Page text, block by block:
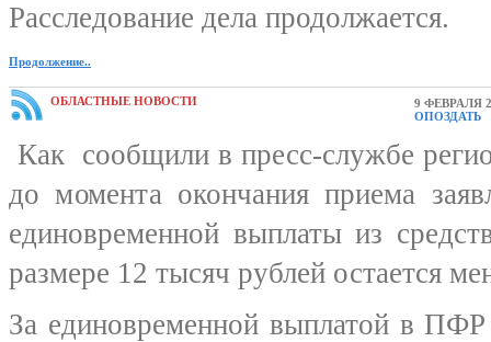
Расследование дела продолжается.
Продолжение..
ОБЛАСТНЫЕ НОВОСТИ
9 ФЕВРАЛЯ
ОПОЗДАТЬ
Как сообщили в пресс-службе
до момента окончания приема
единовременной выплаты из
размере 12 тысяч рублей остается
За единовременной выплатой в ПФР